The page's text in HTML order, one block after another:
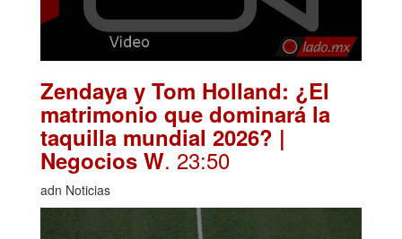
Zendaya y Tom Holland: ¿El
matrimonio que dominará la
taquilla mundial 2026? |
Negocios W. 23:50
adn Noticias